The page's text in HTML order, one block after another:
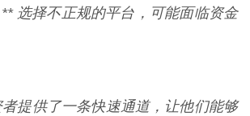
选择不正规的平台，可能面临资金
提供了一条快速通道，让他们能够